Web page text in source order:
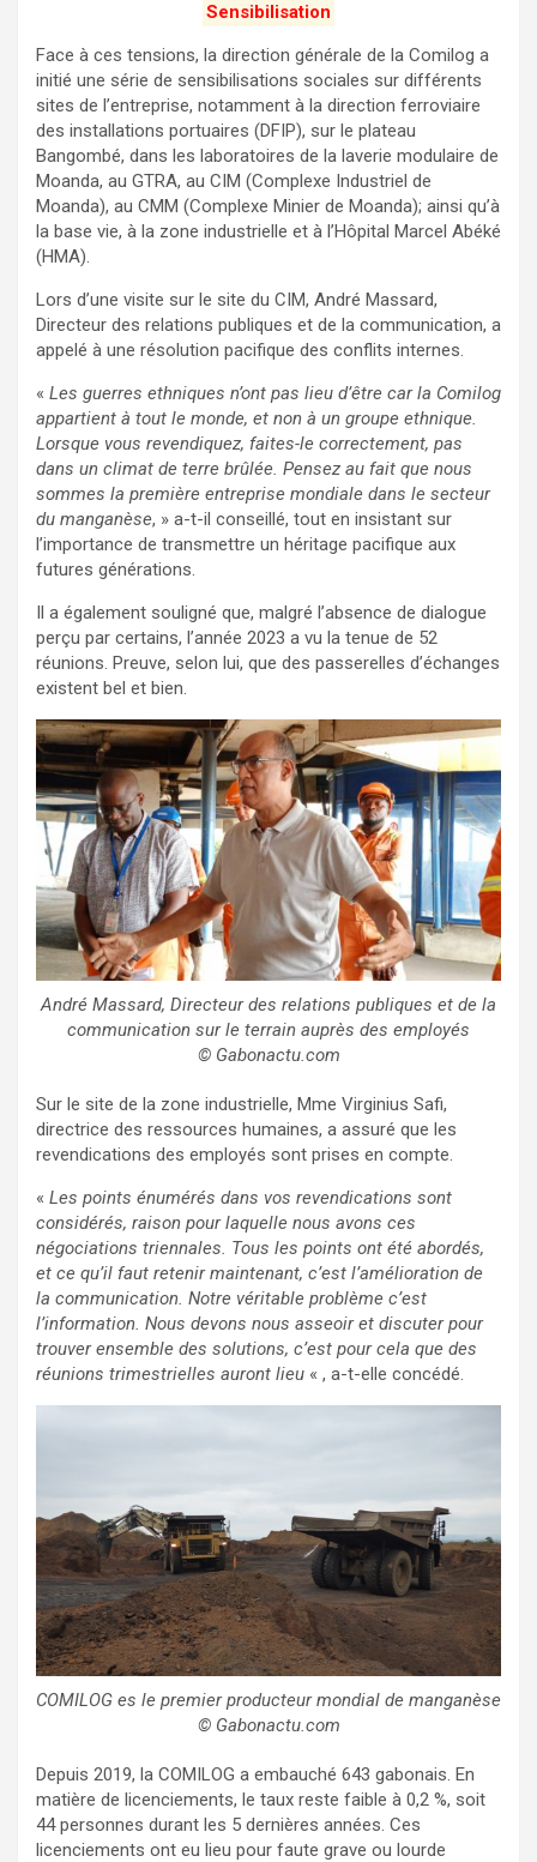
Sensibilisation
Face à ces tensions, la direction générale de la Comilog a
initié une série de sensibilisations sociales sur différents
sites de l’entreprise, notamment à la direction ferroviaire
des installations portuaires (DFIP), sur le plateau
Bangombé, dans les laboratoires de la laverie modulaire de
Moanda, au GTRA, au CIM (Complexe Industriel de
Moanda), au CMM (Complexe Minier de Moanda); ainsi qu’à
la base vie, à la zone industrielle et à l’Hôpital Marcel Abéké
(HMA).
Lors d’une visite sur le site du CIM, André Massard,
Directeur des relations publiques et de la communication, a
appelé à une résolution pacifique des conflits internes.
« Les guerres ethniques n’ont pas lieu d’être car la Comilog
appartient à tout le monde, et non à un groupe ethnique.
Lorsque vous revendiquez, faites-le correctement, pas
dans un climat de terre brûlée. Pensez au fait que nous
sommes la première entreprise mondiale dans le secteur
du manganèse, » a-t-il conseillé, tout en insistant sur
l’importance de transmettre un héritage pacifique aux
futures générations.
Il a également souligné que, malgré l’absence de dialogue
perçu par certains, l’année 2023 a vu la tenue de 52
réunions. Preuve, selon lui, que des passerelles d’échanges
existent bel et bien.
André Massard, Directeur des relations publiques et de la
communication sur le terrain auprès des employés
© Gabonactu.com
Sur le site de la zone industrielle, Mme Virginius Safi,
directrice des ressources humaines, a assuré que les
revendications des employés sont prises en compte.
« Les points énumérés dans vos revendications sont
considérés, raison pour laquelle nous avons ces
négociations triennales. Tous les points ont été abordés,
et ce qu’il faut retenir maintenant, c’est l’amélioration de
la communication. Notre véritable problème c’est
l’information. Nous devons nous asseoir et discuter pour
trouver ensemble des solutions, c’est pour cela que des
réunions trimestrielles auront lieu « , a-t-elle concédé.
COMILOG es le premier producteur mondial de manganèse
© Gabonactu.com
Depuis 2019, la COMILOG a embauché 643 gabonais. En
matière de licenciements, le taux reste faible à 0,2 %, soit
44 personnes durant les 5 dernières années. Ces
licenciements ont eu lieu pour faute grave ou lourde